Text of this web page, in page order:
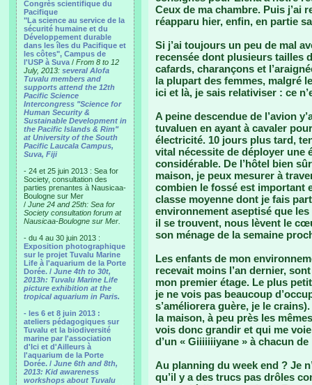
Congrès scientifique du
Pacifique
"La science au service de la
sécurité humaine et du
Développement durable
dans les îles du Pacifique et
les côtes", Campus de
l'USP à Suva / From 8 to 12
July, 2013: several Alofa
Tuvalu members and
supports attend the 12th
Pacific Science
Intercongress "Science for
Human Security &
Sustainable Development in
the Pacific Islands & Rim"
at University of the South
Pacific Laucala Campus,
Suva, Fiji
- 24 et 25 juin 2013 : Sea for
Society, consultation des
parties prenantes à Nausicaa-
Boulogne sur Mer
/ June 24 and 25th: Sea for
Society consultation forum at
Nausicaa-Boulogne sur Mer.
- du 4 au 30 juin 2013 :
Exposition photographique
sur le projet Tuvalu Marine
Life à l'aquarium de la Porte
Dorée. / June 4th to 30t,
2013h: Tuvalu Marine Life
picture exhibition at the
tropical aquarium in Paris.
- les 6 et 8 juin 2013 :
ateliers pédagogiques sur
Tuvalu et la biodiversité
marine par l'association
d'Ici et d'Ailleurs à
l'aquarium de la Porte
Dorée. / June 6th and 8th,
2013: Kid awareness
workshops about Tuvalu
Ceux de ma chambre. Puis j’ai
réapparu hier, enfin, en partie
Si j’ai toujours un peu de mal
recensée dont plusieurs tailles
cafards, charançons et
la plupart des femmes, malgré
ici et là, je sais relativiser : ce
A peine descendue de l’avion
tuvaluen en ayant à cavaler
électricité. 10 jours plus tard,
vital nécessite de déployer une
considérable. De l’hôtel bien
maison, je peux mesurer à
combien le fossé est important
classe moyenne dont je fais
environnement aseptisé que
il se trouvent, nous lèvent le
son ménage de la semaine
Les enfants de mon
recevait moins l’an dernier,
mon premier étage. Le plus
je ne vois pas beaucoup
s’améliorera guère, je le
la maison, à peu près les
vois donc grandir et qui me
d’un « Giiiiiiiyane » à chacun
Au planning du week end ? Je
qu’il y a des trucs pas drôles